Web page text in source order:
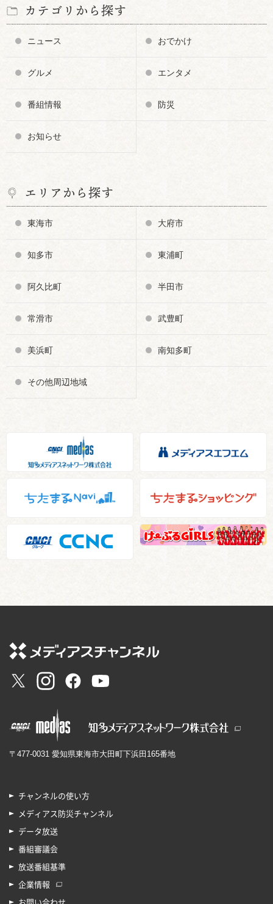
カテゴリから探す
ニュース おでかけ
グルメ エンタメ
番組情報 防災
お知らせ
エリアから探す
東海市 大府市
知多市 東浦町
阿久比町 半田市
常滑市 武豊町
美浜町 南知多町
その他周辺地域
〒477-0031 愛知県東海市大田町下浜田165番地
チャンネルの使い方
メディアス防災チャンネル
データ放送
番組審議会
放送番組基準
企業情報
お問い合わせ